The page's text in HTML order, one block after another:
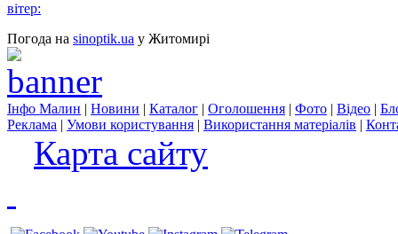
вітер:
Погода на sinoptik.ua у Житомирі
Інфо Малин | Новини | Каталог | Оголошення | Фото | Відео |
Реклама | Умови користування | Використання матеріалів |
Карта сайту